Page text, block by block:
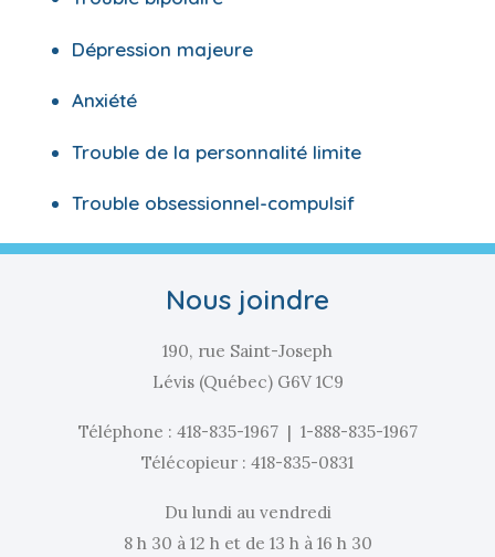
Dépression majeure
Anxiété
Trouble de la personnalité limite
Trouble obsessionnel-compulsif
Nous joindre
190, rue Saint-Joseph
Lévis (Québec) G6V 1C9
Téléphone : 418-835-1967| 1-888-835-1967
Télécopieur : 418-835-0831
Du lundi au vendredi
8 h 30 à 12 h et de 13 h à 16 h 30